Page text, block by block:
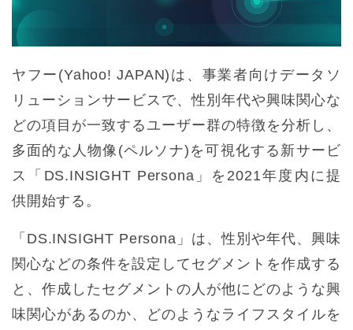
ヤフー(Yahoo! JAPAN)は、事業者向けデータソ
リューションサービスで、性別年代や興味関心な
どの項目が一致するユーザー群の特徴を分析し、
多面的な人物像(ペルソナ)を可視化する新サービ
ス「DS.INSIGHT Persona」を2021年度内に提
供開始する。
「DS.INSIGHT Persona」は、性別や年代、興味
関心などの条件を設定してセグメントを作成する
と、作成したセグメントの人が他にどのような興
味関心があるのか、どのようなライフスタイルを